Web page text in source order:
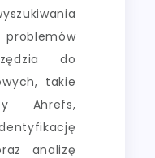
do
takie
Ahrefs,
analizę